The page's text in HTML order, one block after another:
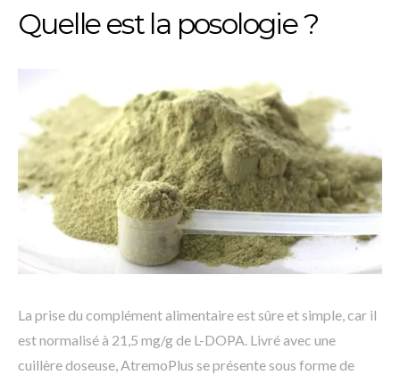
Quelle est la posologie ?
La prise du complément alimentaire est sûre et simple, car il
est normalisé à 21,5 mg/g de L-DOPA. Livré avec une
cuillère doseuse, AtremoPlus se présente sous forme de